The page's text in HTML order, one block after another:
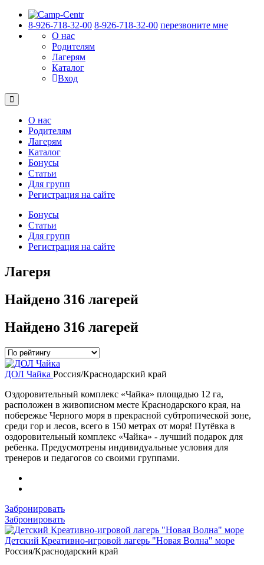
8-926-718-32-00 8-926-718-32-00 перезвоните мне
О нас
Родителям
Лагерям
Каталог
Вход
О нас
Родителям
Лагерям
Каталог
Бонусы
Статьи
Для групп
Регистрация на сайте
Бонусы
Статьи
Для групп
Регистрация на сайте
Лагеря
Найдено 316 лагерей
Найдено 316 лагерей
ДОЛ Чайка Россия/Краснодарский край
Оздоровительный комплекс «Чайка» площадью 12 га,
расположен в живописном месте Краснодарского края, на
побережье Черного моря в прекрасной субтропической зоне,
среди гор и лесов, всего в 150 метрах от моря! Путёвка в
оздоровительный комплекс «Чайка» - лучший подарок для
ребенка. Предусмотрены индивидуальные условия для
тренеров и педагогов со своими группами.
Забронировать
Забронировать
Детский Креативно-игровой лагерь "Новая Волна" море
Россия/Краснодарский край